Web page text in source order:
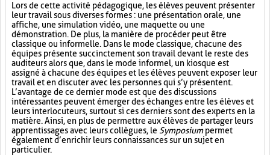
Lors de cette activité pédagogique, les élèves peuvent présenter
leur travail sous diverses formes : une présentation orale, une
affiche, une simulation vidéo, une maquette ou une
démonstration. De plus, la manière de procéder peut être
classique ou informelle. Dans le mode classique, chacune des
équipes présente succinctement son travail devant le reste des
auditeurs alors que, dans le mode informel, un kiosque est
assigné à chacune des équipes et les élèves peuvent exposer leur
travail et en discuter avec les personnes qui s’y présentent.
L’avantage de ce dernier mode est que des discussions
intéressantes peuvent émerger des échanges entre les élèves et
leurs interlocuteurs, surtout si ces derniers sont des experts en la
matière. Ainsi, en plus de permettre aux élèves de partager leurs
apprentissages avec leurs collègues, le Symposiumpermet
également d’enrichir leurs connaissances sur un sujet en
particulier.